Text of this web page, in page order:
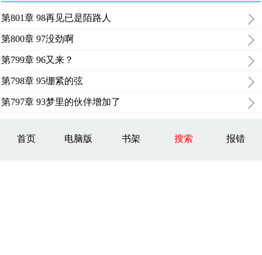
第801章 98再见已是陌路人
第800章 97没劲啊
第799章 96又来？
第798章 95绷紧的弦
第797章 93梦里的伙伴增加了
首页 电脑版 书架 搜索 报错